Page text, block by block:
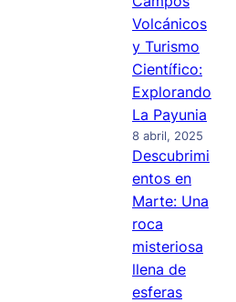
Volcánicos
y Turismo
Científico:
Explorando
La Payunia
8 abril, 2025
Descubrimi
entos en
Marte: Una
roca
misteriosa
llena de
esferas